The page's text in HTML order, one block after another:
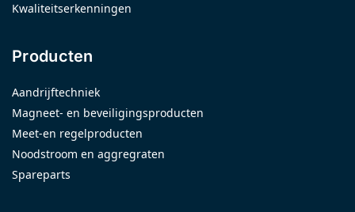
Kwaliteitserkenningen
Producten
Aandrijftechniek
Magneet- en beveiligingsproducten
Meet-en regelproducten
Noodstroom en aggregraten
Spareparts